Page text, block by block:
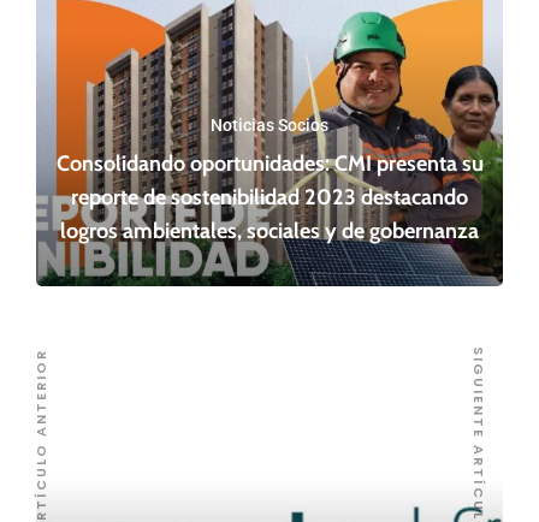
Noticias Socios
Consolidando oportunidades: CMI presenta su
reporte de sostenibilidad 2023 destacando
logros ambientales, sociales y de gobernanza
ARTÍCULO ANTERIOR SIGUIENTE ARTÍCULO